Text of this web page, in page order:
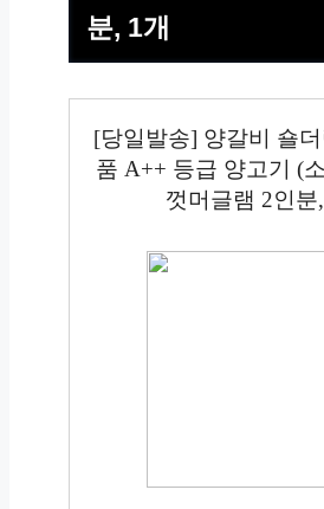
분, 1개
[당일발송] 양갈비 숄
품 A++ 등급 양고기 (
껏머글램 2인분